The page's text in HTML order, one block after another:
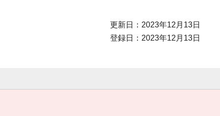
更新日：2023年12月13日
登録日：2023年12月13日